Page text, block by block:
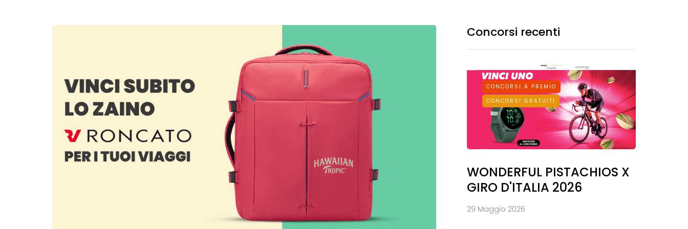
Concorsi recenti
CONCORSI A PREMIO
CONCORSI GRATUITI
WONDERFUL PISTACHIOS X
GIRO D'ITALIA 2026
29 Maggio 2026